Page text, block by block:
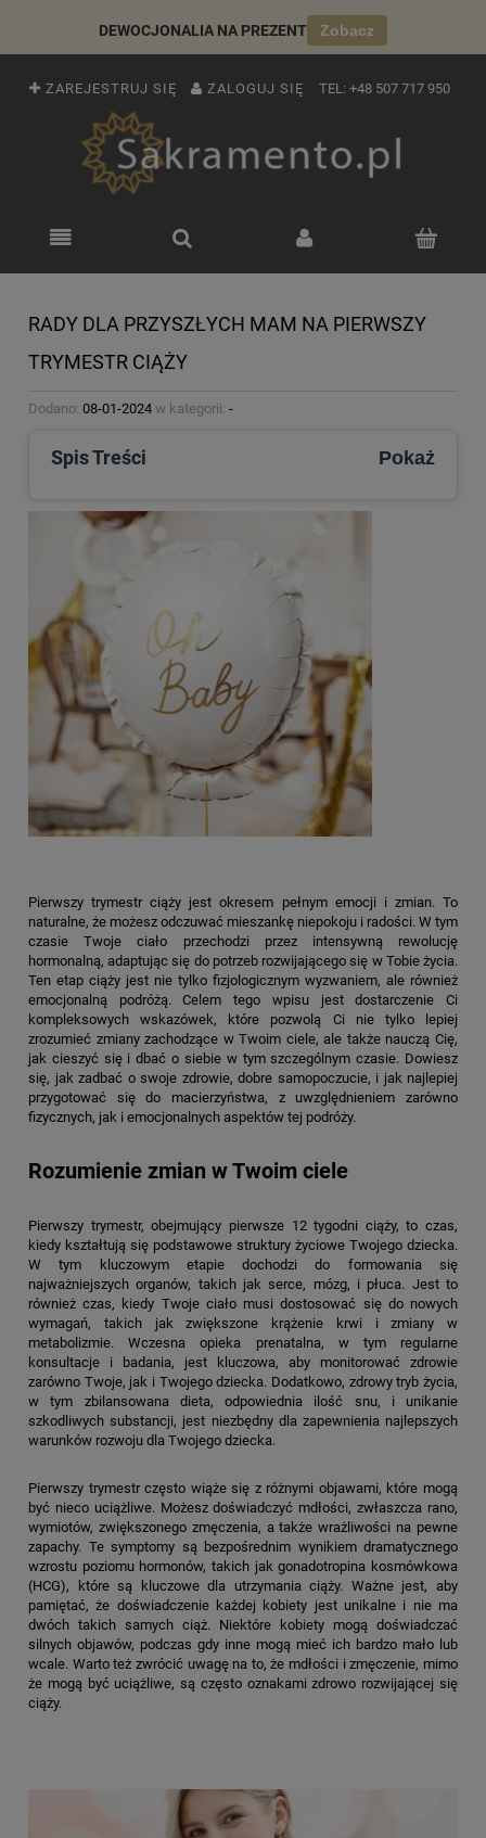
DEWOCJONALIA NA PREZENT Zobacz
ZAREJESTRUJ SIĘ ZALOGUJ SIĘ TEL: +48 507 717 950
RADY DLA PRZYSZŁYCH MAM NA PIERWSZY
TRYMESTR CIĄŻY
Dodano: 08-01-2024 w kategorii: -
Spis Treści Pokaż
Pierwszy trymestr ciąży jest okresem pełnym emocji i zmian. To
naturalne, że możesz odczuwać mieszankę niepokoju i radości. W tym
czasie Twoje ciało przechodzi przez intensywną rewolucję
hormonalną, adaptując się do potrzeb rozwijającego się w Tobie życia.
Ten etap ciąży jest nie tylko fizjologicznym wyzwaniem, ale również
emocjonalną podróżą. Celem tego wpisu jest dostarczenie Ci
kompleksowych wskazówek, które pozwolą Ci nie tylko lepiej
zrozumieć zmiany zachodzące w Twoim ciele, ale także nauczą Cię,
jak cieszyć się i dbać o siebie w tym szczególnym czasie. Dowiesz
się, jak zadbać o swoje zdrowie, dobre samopoczucie, i jak najlepiej
przygotować się do macierzyństwa, z uwzględnieniem zarówno
fizycznych, jak i emocjonalnych aspektów tej podróży.
Rozumienie zmian w Twoim ciele
Pierwszy trymestr, obejmujący pierwsze 12 tygodni ciąży, to czas,
kiedy kształtują się podstawowe struktury życiowe Twojego dziecka.
W tym kluczowym etapie dochodzi do formowania się
najważniejszych organów, takich jak serce, mózg, i płuca. Jest to
również czas, kiedy Twoje ciało musi dostosować się do nowych
wymagań, takich jak zwiększone krążenie krwi i zmiany w
metabolizmie. Wczesna opieka prenatalna, w tym regularne
konsultacje i badania, jest kluczowa, aby monitorować zdrowie
zarówno Twoje, jak i Twojego dziecka. Dodatkowo, zdrowy tryb życia,
w tym zbilansowana dieta, odpowiednia ilość snu, i unikanie
szkodliwych substancji, jest niezbędny dla zapewnienia najlepszych
warunków rozwoju dla Twojego dziecka.
Pierwszy trymestr często wiąże się z różnymi objawami, które mogą
być nieco uciążliwe. Możesz doświadczyć mdłości, zwłaszcza rano,
wymiotów, zwiększonego zmęczenia, a także wrażliwości na pewne
zapachy. Te symptomy są bezpośrednim wynikiem dramatycznego
wzrostu poziomu hormonów, takich jak gonadotropina kosmówkowa
(HCG), które są kluczowe dla utrzymania ciąży. Ważne jest, aby
pamiętać, że doświadczenie każdej kobiety jest unikalne i nie ma
dwóch takich samych ciąż. Niektóre kobiety mogą doświadczać
silnych objawów, podczas gdy inne mogą mieć ich bardzo mało lub
wcale. Warto też zwrócić uwagę na to, że mdłości i zmęczenie, mimo
że mogą być uciążliwe, są często oznakami zdrowo rozwijającej się
ciąży.